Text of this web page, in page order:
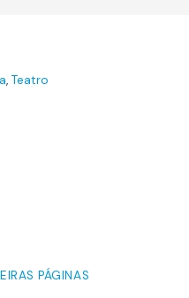
, Teatro
PÁGINAS